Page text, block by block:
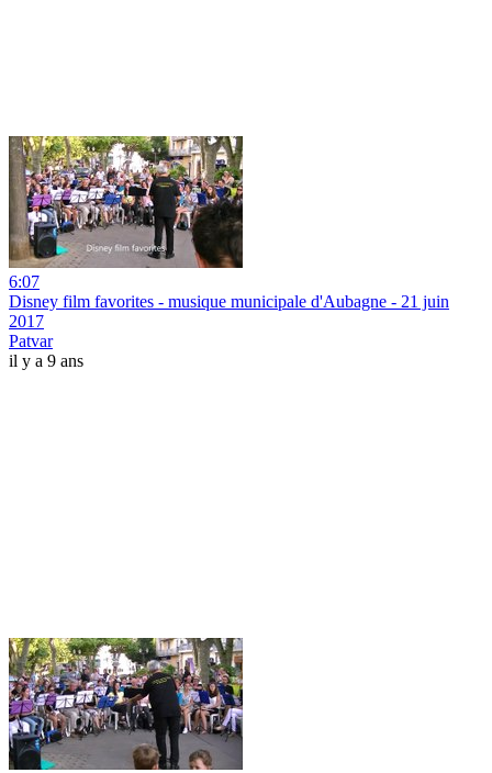
6:07
Disney film favorites - musique municipale d'Aubagne - 21 juin
2017
Patvar
il y a 9 ans